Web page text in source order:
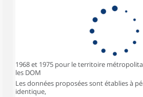
1968 et 1975 pour le territoire
les DOM
Les données proposées sont établies à
identique,